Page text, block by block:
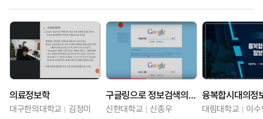
의료정보학
대구한의대학교 김정미
구글링으로 정보검색의 달인되기
신한대학교 신종우 대림대학교 이